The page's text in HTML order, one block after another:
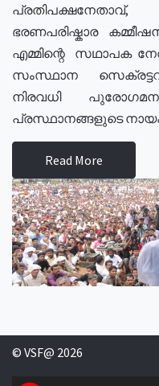
ഭരണപരിഷ്കാര
എമ്മിന്റെ സഥാപക
സംസ്ഥാന
നിരവധി
പ്രസ്ഥാനങ്ങളുടെ
Read More
© VSF@ 2026